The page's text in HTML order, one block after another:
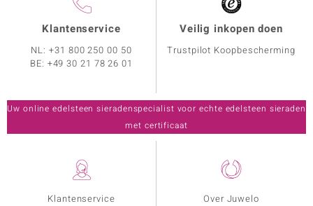
Klantenservice
Over Juwelo
Klantenservice
NL:+31 800 250 00 50
BE: +49 30 21 78 26 01
Veilig inkopen doen
Trustpilot Koopbescherming
Uw online edelsteen sieradenspecialist voor echte edelsteen sieraden
met certificaat